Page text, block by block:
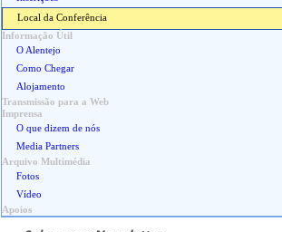
Local da Conferência
Informação Útil
O Alentejo
Como Chegar
Alojamento
Transmissão para a Web
Imprensa
O que dizem de nós
Media Partners
Arquivo Multimédia
Fotos
Vídeo
Apoios